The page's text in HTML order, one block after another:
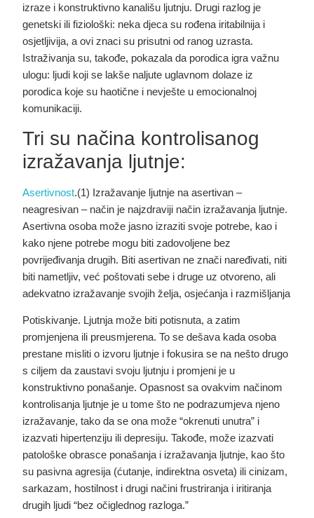
izraze i konstruktivno kanališu ljutnju. Drugi razlog je
genetski ili fiziološki: neka djeca su rođena iritabilnija i
osjetljivija, a ovi znaci su prisutni od ranog uzrasta.
Istraživanja su, takođe, pokazala da porodica igra važnu
ulogu: ljudi koji se lakše naljute uglavnom dolaze iz
porodica koje su haotične i nevješte u emocionalnoj
komunikaciji.
Tri su načina kontrolisanog
izražavanja ljutnje:
Asertivnost.(1) Izražavanje ljutnje na asertivan –
neagresivan – način je najzdraviji način izražavanja ljutnje.
Asertivna osoba može jasno izraziti svoje potrebe, kao i
kako njene potrebe mogu biti zadovoljene bez
povrijeđivanja drugih. Biti asertivan ne znači naređivati, niti
biti nametljiv, već poštovati sebe i druge uz otvoreno, ali
adekvatno izražavanje svojih želja, osjećanja i razmišljanja
Potiskivanje. Ljutnja može biti potisnuta, a zatim
promjenjena ili preusmjerena. To se dešava kada osoba
prestane misliti o izvoru ljutnje i fokusira se na nešto drugo
s ciljem da zaustavi svoju ljutnju i promjeni je u
konstruktivno ponašanje. Opasnost sa ovakvim načinom
kontrolisanja ljutnje je u tome što ne podrazumjeva njeno
izražavanje, tako da se ona može “okrenuti unutra” i
izazvati hipertenziju ili depresiju. Takođe, može izazvati
patološke obrasce ponašanja i izražavanja ljutnje, kao što
su pasivna agresija (ćutanje, indirektna osveta) ili cinizam,
sarkazam, hostilnost i drugi načini frustriranja i iritiranja
drugih ljudi “bez očiglednog razloga.”